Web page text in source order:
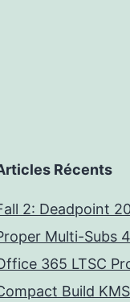
Récents
2: Deadpoint
Multi-Subs
365 LTSC
Build